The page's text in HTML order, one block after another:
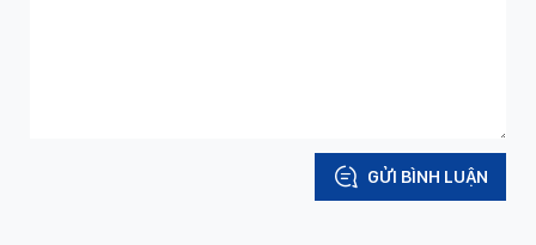
GỬI BÌNH LUẬN